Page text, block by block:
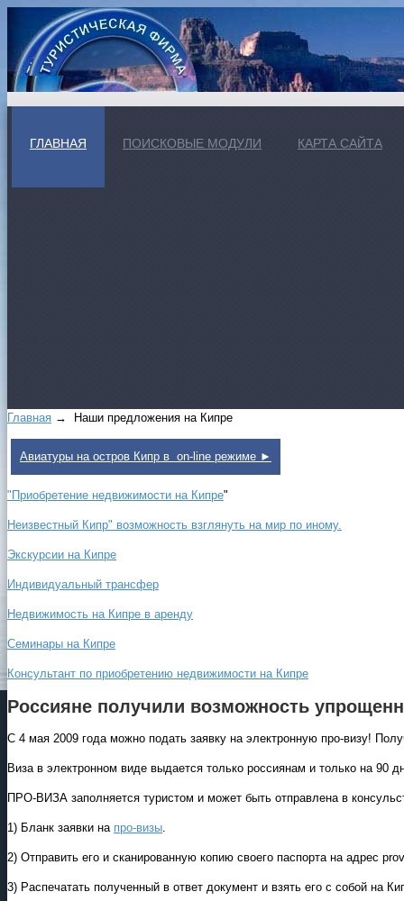
ГЛАВНАЯ ПОИСКОВЫЕ МОДУЛИ КАРТА САЙТА
Главная → Наши предложения на Кипре
Авиатуры на остров Кипр в on-line режиме ►
"Приобретение недвижимости на Кипре"
Неизвестный Кипр" возможность взглянуть на мир по иному.
Экскурсии на Кипре
Индивидуальный трансфер
Недвижимость на Кипре в аренду
Семинары на Кипре
Консультант по приобретению недвижимости на Кипре
Россияне получили возможность
С 4 мая 2009 года можно подать заявку на электронную про-визу!
Виза в электронном виде выдается только россиянам и только на 90
ПРО-ВИЗА заполняется туристом и может быть отправлена в
1) Бланк заявки на про-визы.
2) Отправить его и сканированную копию своего паспорта на адрес
3) Распечатать полученный в ответ документ и взять его с собой на